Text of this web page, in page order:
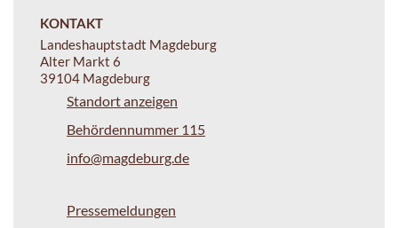
KONTAKT
Landeshauptstadt Magdeburg
Alter Markt 6
39104 Magdeburg
Standort anzeigen
Behördennummer 115
info@magdeburg.de
Pressemeldungen